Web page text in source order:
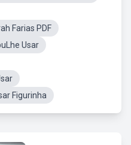
Farias PDF
Usar
Figurinha